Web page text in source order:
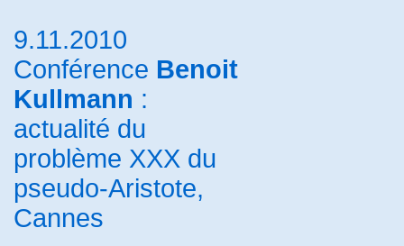
9.11.2010
Conférence Benoit
Kullmann :
actualité du
problème XXX du
pseudo-Aristote,
Cannes